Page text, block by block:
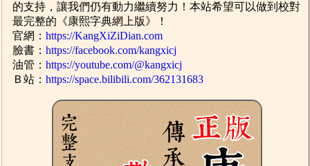
的支持，讓我們仍有動力繼續努力！本站希望可以做到校對
最完整的《康熙字典網上版》！
官網：https://KangXiZiDian.com
臉書：https://facebook.com/kangxicj
油管：https://youtube.com/@kangxicj
Ｂ站：https://space.bilibili.com/362131683